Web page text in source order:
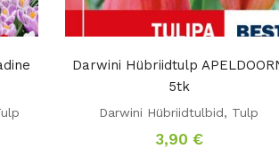
Darwini Hübriidtulp
5tk
Darwini Hübriidtulbid, Tulp
3,90 €